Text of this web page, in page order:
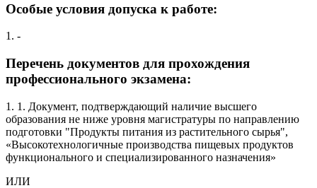
Особые условия допуска к работе:
1. -
Перечень документов для прохождения
профессионального экзамена:
1. 1. Документ, подтверждающий наличие высшего
образования не ниже уровня магистратуры по направлению
подготовки "Продукты питания из растительного сырья",
«Высокотехнологичные производства пищевых продуктов
функционального и специализированного назначения»
ИЛИ